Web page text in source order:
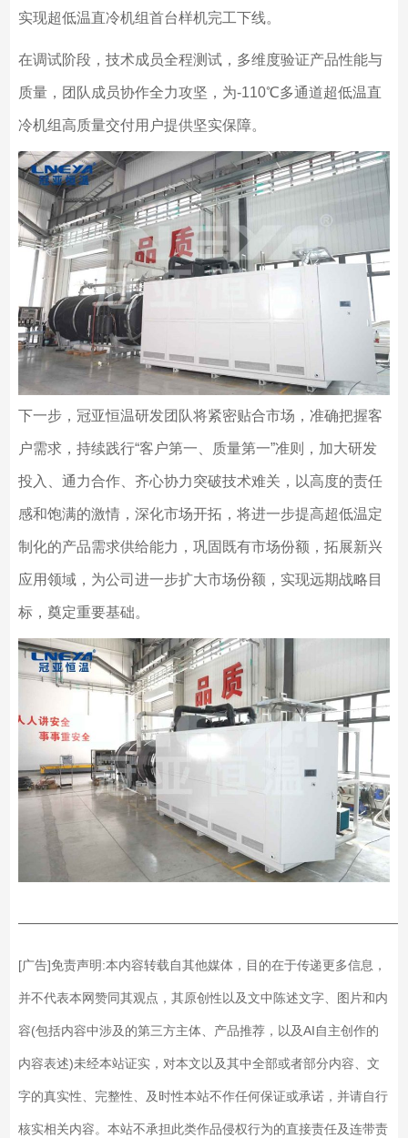
实现超低温直冷机组首台样机完工下线。
在调试阶段，技术成员全程测试，多维度验证产品性能与
质量，团队成员协作全力攻坚，为-110℃多通道超低温直
冷机组高质量交付用户提供坚实保障。
下一步，冠亚恒温研发团队将紧密贴合市场，准确把握客
户需求，持续践行“客户第一、质量第一”准则，加大研发
投入、通力合作、齐心协力突破技术难关，以高度的责任
感和饱满的激情，深化市场开拓，将进一步提高超低温定
制化的产品需求供给能力，巩固既有市场份额，拓展新兴
应用领域，为公司进一步扩大市场份额，实现远期战略目
标，奠定重要基础。
[广告]免责声明:本内容转载自其他媒体，目的在于传递更多信息，
并不代表本网赞同其观点，其原创性以及文中陈述文字、图片和内
容(包括内容中涉及的第三方主体、产品推荐，以及AI自主创作的
内容表述)未经本站证实，对本文以及其中全部或者部分内容、文
字的真实性、完整性、及时性本站不作任何保证或承诺，并请自行
核实相关内容。本站不承担此类作品侵权行为的直接责任及连带责